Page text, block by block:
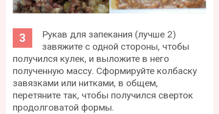
Рукав для запекания (лучше 2)
завяжите с одной стороны, чтобы
получился кулек, и выложите в него
полученную массу. Сформируйте колбаску
завязками или нитками, в общем,
перетяните так, чтобы получился сверток
продолговатой формы.